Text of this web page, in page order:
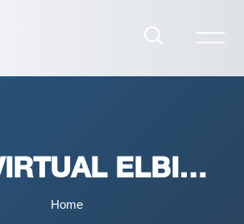
AULA VIRTUAL ELBIO FERNÁNDEZ
Home